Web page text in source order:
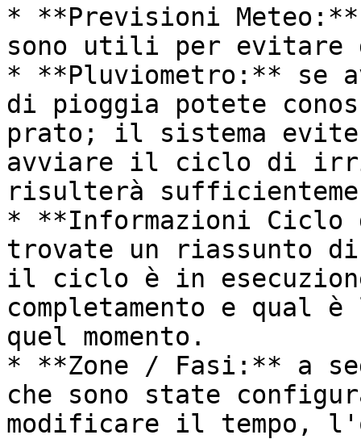
* **Previsioni
sono utili per evitare
* **Pluviometro:** se
di pioggia potete
prato; il sistema
avviare il ciclo di
risulterà
* **Informazioni
trovate un riassunto di
il ciclo è in
completamento e
quel momento.
* **Zone / Fasi:** a
che sono state
modificare il tempo,